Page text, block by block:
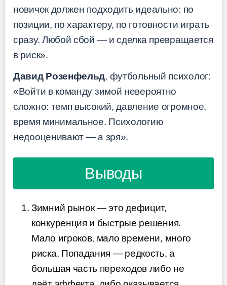
новичок должен подходить идеально: по
позиции, по характеру, по готовности играть
сразу. Любой сбой — и сделка превращается
в риск».
Давид Розенфельд, футбольный психолог:
«Войти в команду зимой невероятно
сложно: темп высокий, давление огромное,
время минимальное. Психологию
недооценивают — а зря».
Выводы
Зимний рынок — это дефицит,
конкуренция и быстрые решения.
Мало игроков, мало времени, много
риска. Попадания — редкость, а
большая часть переходов либо не